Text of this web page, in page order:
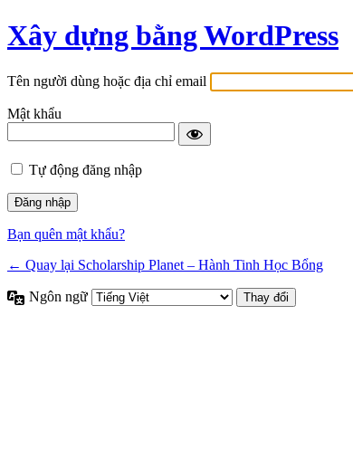
Xây dựng bằng WordPress
Tên người dùng hoặc địa chỉ email
Mật khẩu
Tự động đăng nhập
Bạn quên mật khẩu?
← Quay lại Scholarship Planet – Hành Tinh Học Bổng
Ngôn ngữ